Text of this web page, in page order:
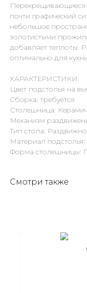
Перекрещивающиеся
почти графический
небольшое
золотистыми
добавляет теплоты.
оптимально для
ХАРАКТЕРИСТИКИ:
Цвет подстолья на
Сборка: требуется
Столешница:
Механизм
Тип стола:
Материал
Форма столешницы:
Смотри также